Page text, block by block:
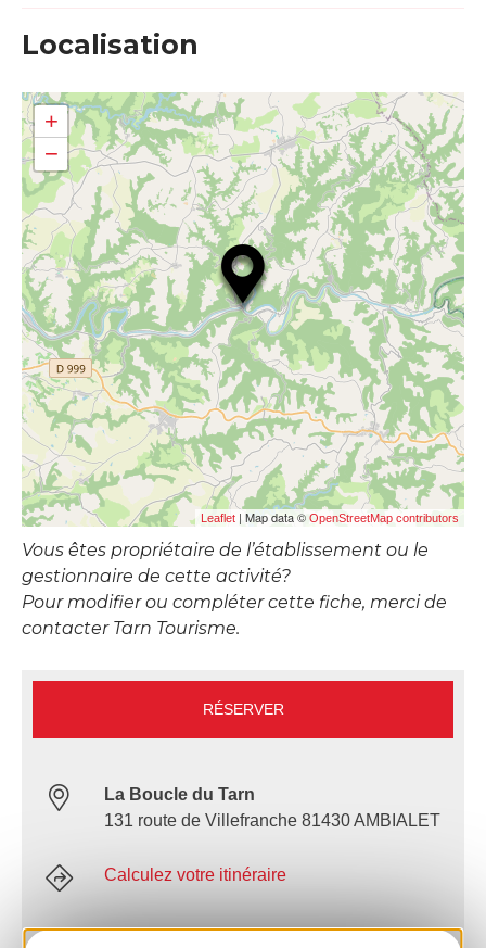
Localisation
+
−
Leaflet | Map data © OpenStreetMap contributors
Vous êtes propriétaire de l’établissement ou le
gestionnaire de cette activité?
Pour modifier ou compléter cette fiche, merci de
contacter Tarn Tourisme.
RÉSERVER
La Boucle du Tarn
131 route de Villefranche 81430 AMBIALET
Calculez votre itinéraire